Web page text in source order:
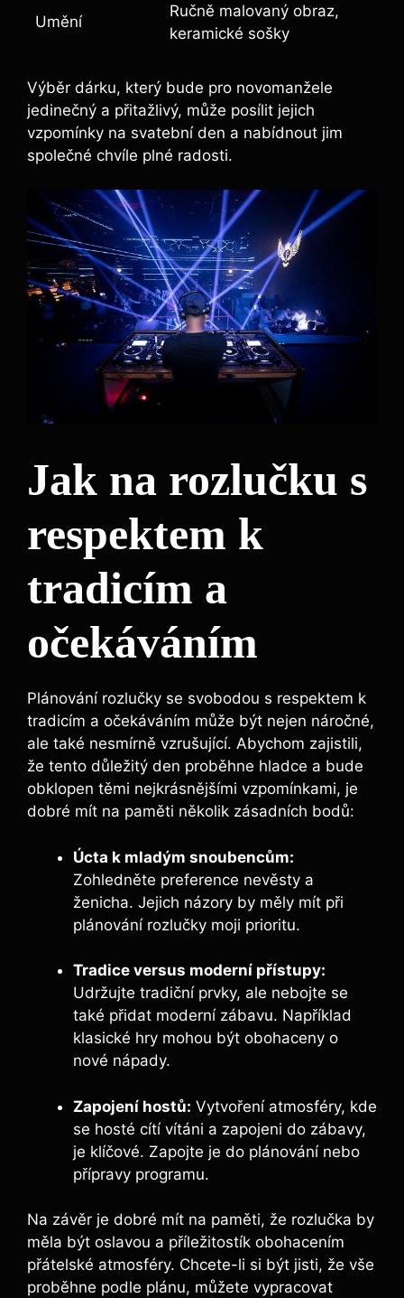
Umění
Ručně malovaný obraz,
keramické sošky
Výběr dárku, který bude pro novomanžele
jedinečný a přitažlivý, může posílit jejich
vzpomínky na svatební den a nabídnout jim
společné chvíle plné radosti.
Jak na rozlučku s
respektem k
tradicím a
očekáváním
Plánování rozlučky se svobodou s respektem k
tradicím a očekáváním může být nejen náročné,
ale také nesmírně vzrušující. Abychom zajistili,
že tento důležitý den proběhne hladce a bude
obklopen těmi nejkrásnějšími vzpomínkami, je
dobré mít na paměti několik zásadních bodů:
Úcta k mladým snoubencům:
Zohledněte preference nevěsty a
ženicha. Jejich názory by měly mít při
plánování rozlučky moji prioritu.
Tradice versus moderní přístupy:
Udržujte tradiční prvky, ale nebojte se
také přidat moderní zábavu. Například
klasické hry mohou být obohaceny o
nové nápady.
Zapojení hostů: Vytvoření atmosféry, kde
se hosté cítí vítáni a zapojeni do zábavy,
je klíčové. Zapojte je do plánování nebo
přípravy programu.
Na závěr je dobré mít na paměti, že rozlučka by
měla být oslavou a příležitostík obohacením
přátelské atmosféry. Chcete-li si být jisti, že vše
proběhne podle plánu, můžete vypracovat